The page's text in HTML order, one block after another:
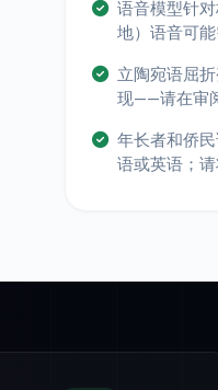
语音模型针
地）语音可
立陶宛语屈
现——请在审
年长者和侨
语或英语；